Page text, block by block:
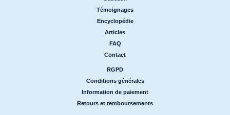
Témoignages
Encyclopédie
Articles
FAQ
Contact
RGPD
Conditions générales
Information de paiement
Retours et remboursements